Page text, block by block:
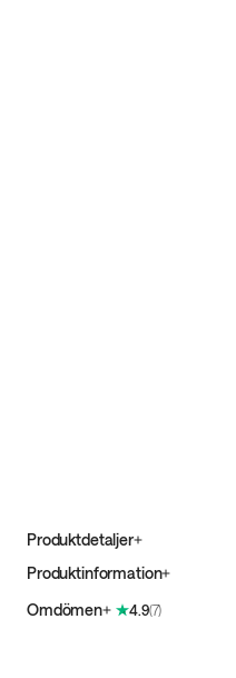
Produktdetaljer
Produktinformation
Omdömen
4.9(7)